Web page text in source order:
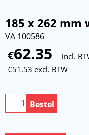
185 x 262 mm
VA 100586
€62.35
incl.
€51.53 excl. BTW
Bestel